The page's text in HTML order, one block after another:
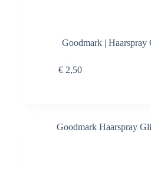
Goodmark | Haarspray
€2,50